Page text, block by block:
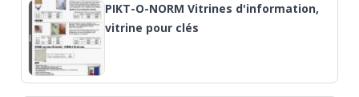
PIKT-O-NORM Vitrines d'information,
vitrine pour clés